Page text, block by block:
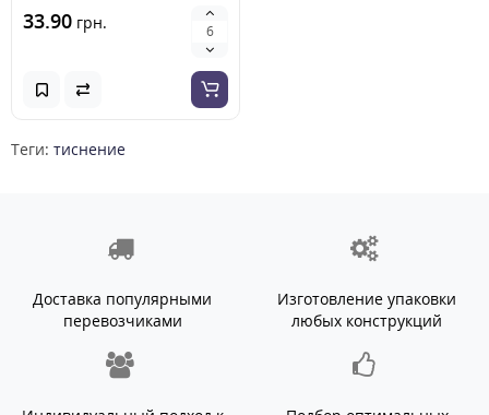
33.90 грн.
Теги: тиснение
Доставка популярными
перевозчиками
Изготовление упаковки
любых конструкций